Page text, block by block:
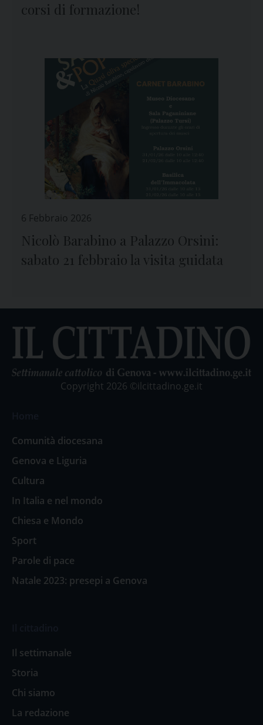
corsi di formazione!
6 Febbraio 2026
Nicolò Barabino a Palazzo Orsini:
sabato 21 febbraio la visita guidata
Copyright 2026 ©ilcittadino.ge.it
Comunità diocesana
Genova e Liguria
Cultura
In Italia e nel mondo
Chiesa e Mondo
Sport
Parole di pace
Natale 2023: presepi a Genova
Il settimanale
Storia
Chi siamo
La redazione